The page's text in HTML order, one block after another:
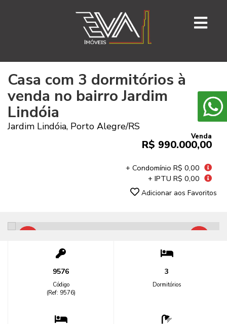
Casa com 3 dormitórios à
venda no bairro Jardim
Lindóia
Jardim Lindóia, Porto Alegre/RS
Venda
R$ 990.000,00
+ Condomínio R$ 0,00
+ IPTU R$ 0,00
Adicionar aos Favoritos
9576
Código
(Ref: 9576)
3
Dormitórios